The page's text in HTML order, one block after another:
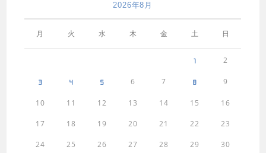
2026年8月
月 火 水 木 金 土 日
1 2
3 4 5 6 7 8 9
10 11 12 13 14 15 16
17 18 19 20 21 22 23
24 25 26 27 28 29 30